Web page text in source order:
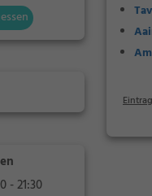
- 21:30